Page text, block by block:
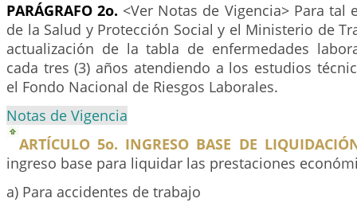
PARÁGRAFO 2o. <Ver Notas de Vigencia> Para tal
de la Salud y Protección Social y el Ministerio de
actualización de la tabla de enfermedades
cada tres (3) años atendiendo a los estudios
el Fondo Nacional de Riesgos Laborales.
Notas de Vigencia
ARTÍCULO 5o. INGRESO BASE DE
ingreso base para liquidar las prestaciones
a) Para accidentes de trabajo